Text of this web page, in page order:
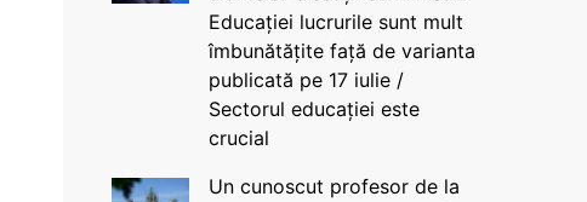
Educației lucrurile sunt mult
îmbunătățite față de varianta
publicată pe 17 iulie /
Sectorul educației este
crucial
Un cunoscut profesor de la